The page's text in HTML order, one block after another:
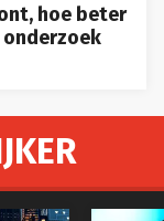
hoe beter